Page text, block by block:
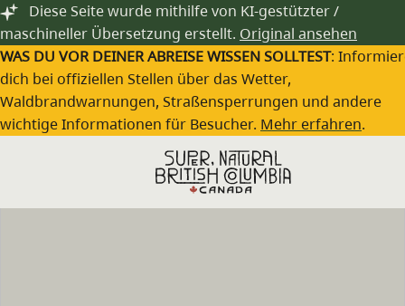
Zum Hauptinhalt springen
Diese Seite wurde mithilfe von KI-gestützter /
maschineller Übersetzung erstellt. Original ansehen
WAS DU VOR DEINER ABREISE WISSEN SOLLTEST:
dich bei offiziellen Stellen über das Wetter,
Waldbrandwarnungen, Straßensperrungen und andere
wichtige Informationen für Besucher. Mehr erfahren.